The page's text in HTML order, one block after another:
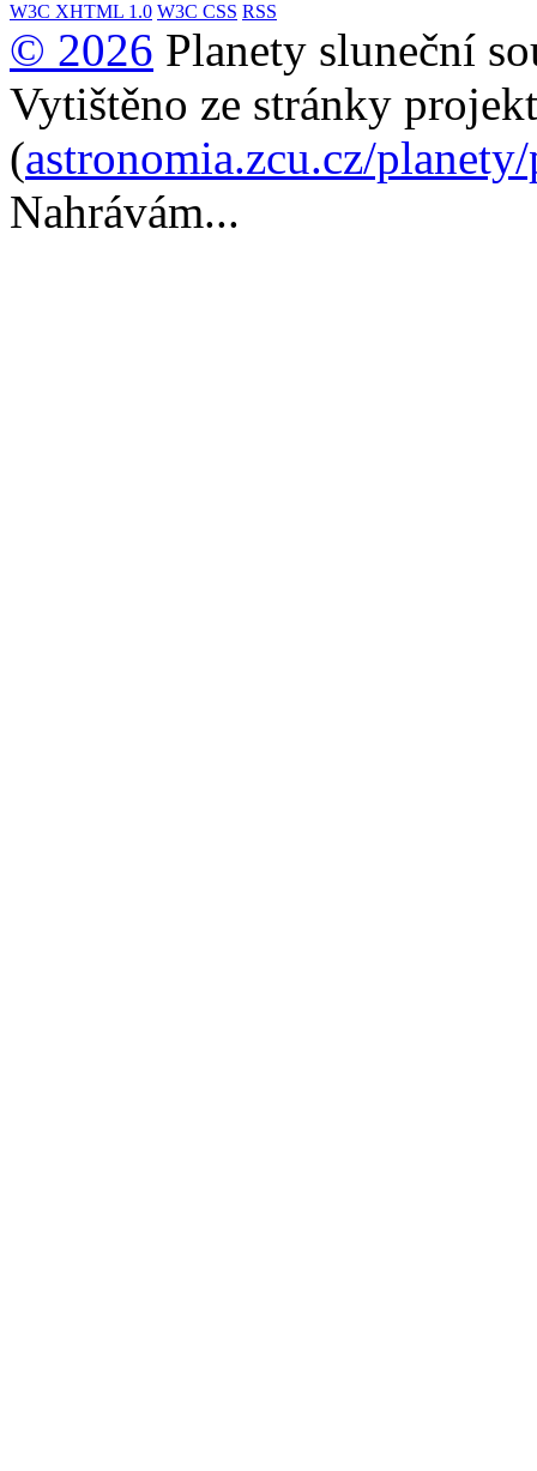
W3C XHTML 1.0 W3C CSS RSS
© 2026 Planety sluneční
Vytištěno ze stránky
(astronomia.zcu.cz/
Nahrávám...